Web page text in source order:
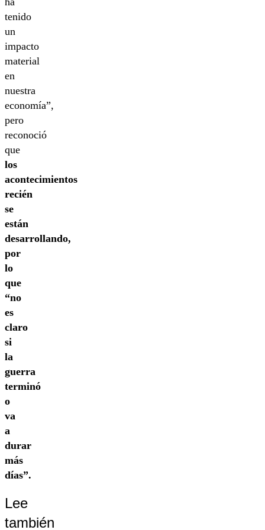
tenido
un
impacto
material
en
nuestra
economía”,
pero
reconoció
que
los
acontecimientos
recién
se
están
desarrollando,
por
lo
que
“no
es
claro
si
la
guerra
terminó
o
va
a
durar
más
días”.
Lee
también